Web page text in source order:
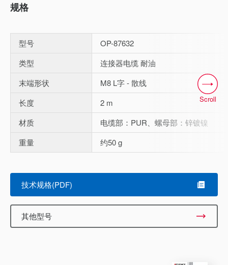
规格
型号
OP-87632
类型
连接器电缆 耐油
末端形状
M8 L字 - 散线
长度
2 m
材质
电缆部：PUR、螺母部：锌镀镍
重量
约50 g
Scroll
技术规格(PDF)
其他型号